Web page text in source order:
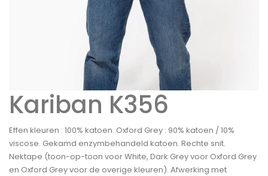
Kariban K356
Effen kleuren : 100% katoen. Oxford Grey : 90% katoen / 10%
viscose. Gekamd enzymbehandeld katoen. Rechte snit.
Nektape (toon-op-toon voor White, Dark Grey voor Oxford Grey
en Oxford Grey voor de overige kleuren). Afwerking met